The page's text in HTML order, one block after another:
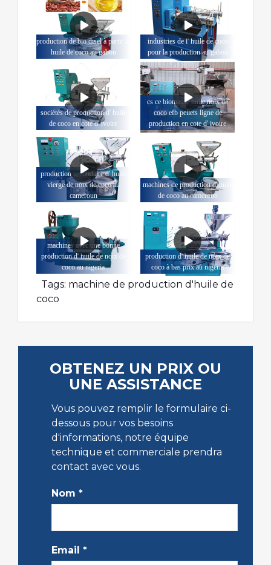
production de bio disel à partir d'
huile de coco au gabon
industries de l' huile de coco
pour la production au gabon
sociétés de production d' huile
de coco en cote d' ivoire
cs ce biomasse huile noix de
coco efb pellets ligne de
production en cote d' ivoire
production secondaire d' huile
vierge de noix de coco au
cameroun
machines de production d' huile
de coco au cameroun
machines avec une bonne
production d' huile de noix de
coco au nigeria
production d' huile de noix de
coco à bas prix au nigeria
Tags: machine de production d'huile de
coco
OBTENEZ UN PRIX OU
UNE ASSISTANCE
Vous pouvez remplir le formulaire ci-
dessous pour vos besoins
d'informations, notre équipe
technique et commerciale prendra
contact avec vous.
Nom *
Email *